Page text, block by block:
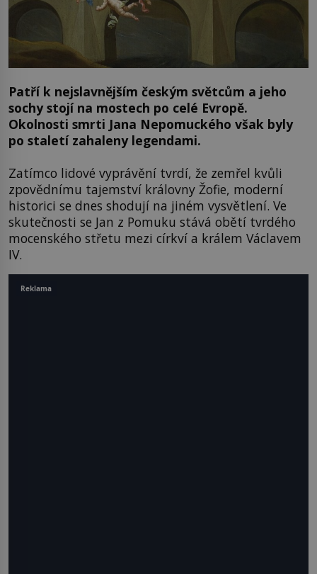
Patří k nejslavnějším českým světcům a jeho
sochy stojí na mostech po celé Evropě.
Okolnosti smrti Jana Nepomuckého však byly
po staletí zahaleny legendami.
Zatímco lidové vyprávění tvrdí, že zemřel kvůli
zpovědnímu tajemství královny Žofie, moderní
historici se dnes shodují na jiném vysvětlení. Ve
skutečnosti se Jan z Pomuku stává obětí tvrdého
mocenského střetu mezi církví a králem Václavem
IV.
Reklama